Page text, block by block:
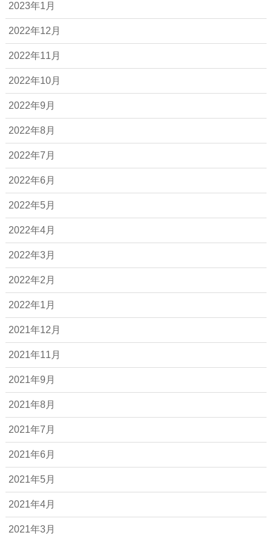
2023年1月
2022年12月
2022年11月
2022年10月
2022年9月
2022年8月
2022年7月
2022年6月
2022年5月
2022年4月
2022年3月
2022年2月
2022年1月
2021年12月
2021年11月
2021年9月
2021年8月
2021年7月
2021年6月
2021年5月
2021年4月
2021年3月